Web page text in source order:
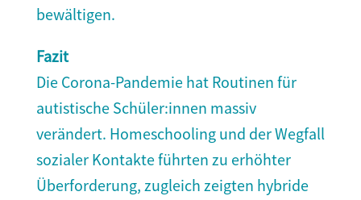
bewältigen.
Fazit
Die Corona-Pandemie hat Routinen für
autistische Schüler:innen massiv
verändert. Homeschooling und der Wegfall
sozialer Kontakte führten zu erhöhter
Überforderung, zugleich zeigten hybride